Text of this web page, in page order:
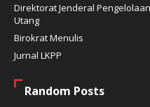
Direktorat Jenderal Pengelolaan
Utang
Birokrat Menulis
Jurnal LKPP
Random Posts